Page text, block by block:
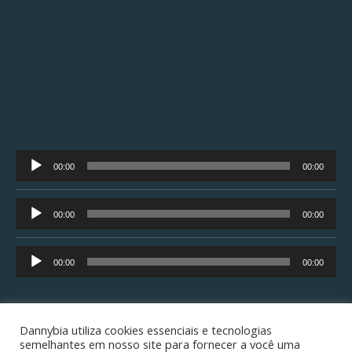
Tocador
de
áudio
00:00 00:00
Tocador
de
áudio
00:00 00:00
Tocador
de
00:00 00:00
Dannybia utiliza cookies essenciais e tecnologias
semelhantes em nosso site para fornecer a você uma